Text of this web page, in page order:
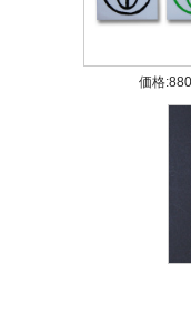
• Rear Height:
• Quad Height:
価格